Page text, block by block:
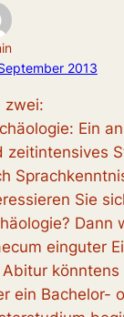
2013
zwei:
Ein
zeitintensives
Sie
Dann
einguter
könntens
ein Bachelor-